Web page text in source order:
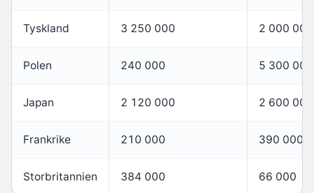
Tyskland 3 250 000 2 000 000
Polen 240 000 5 300 000
Japan 2 120 000 2 600
Frankrike 210 000 390 000
Storbritannien 384 000 66 000